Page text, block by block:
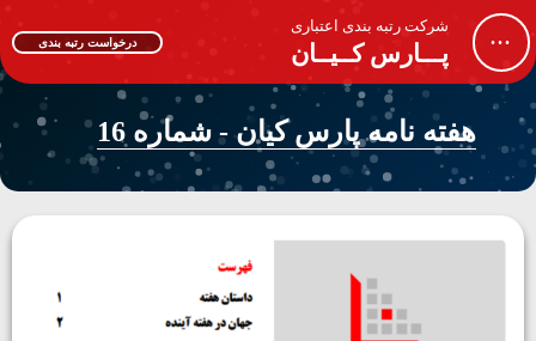
...
شرکت رتبه بندی اعتباری
پـــارس کــیــان درخواست رتبه بندی
هفته نامه پارس کیان - شماره 16